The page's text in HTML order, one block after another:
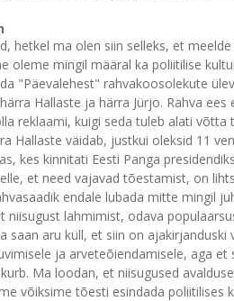
hetkel ma olen siin selleks, et
oleme mingil määral ka poliitilise
"Päevalehest" rahvakoosolekute
Hallaste ja härra Jürjo. Rahva
reklaami, kuigi seda tuleb alati
Hallaste väidab, justkui oleksid 11
kes kinnitati Eesti Panga
et need vajavad tõestamist, on
endale lubada mitte mingil
niisugust lahmimist, odava
saan aru küll, et siin on
ja arveteõiendamisele, aga
Ma loodan, et niisugused
võiksime tõesti esindada poliitilises